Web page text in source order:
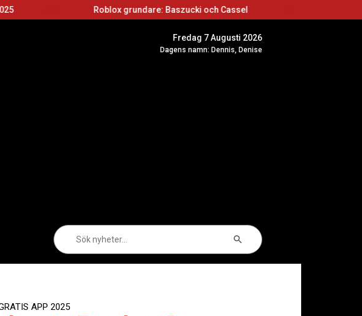
Roblox grundare: Baszucki och Cassel
Fredag 7 Augusti 2026
Dagens namn: Dennis, Denise
efter:
Sökknapp
APP 2025